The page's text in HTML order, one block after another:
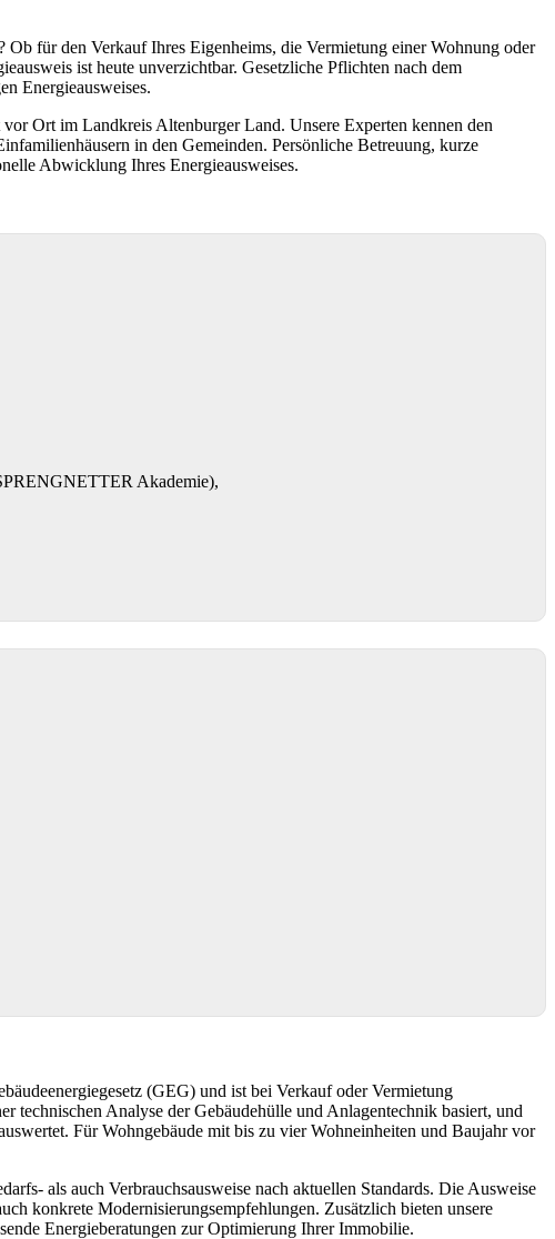
für den Verkauf Ihres Eigenheims, die Vermietung einer Wohnung oder
ist heute unverzichtbar. Gesetzliche Pflichten nach dem
Energieausweises.
Ort im Landkreis Altenburger Land. Unsere Experten kennen den
in den Gemeinden. Persönliche Betreuung, kurze
Abwicklung Ihres Energieausweises.
Akademie),
(GEG) und ist bei Verkauf oder Vermietung
technischen Analyse der Gebäudehülle und Anlagentechnik basiert, und
Für Wohngebäude mit bis zu vier Wohneinheiten und Baujahr vor
als auch Verbrauchsausweise nach aktuellen Standards. Die Ausweise
konkrete Modernisierungsempfehlungen. Zusätzlich bieten unsere
Energieberatungen zur Optimierung Ihrer Immobilie.